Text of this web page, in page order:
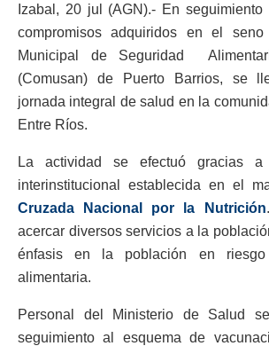
Izabal, 20 jul (AGN).- En
compromisos adquiridos en el
Municipal de Seguridad
(Comusan) de Puerto Barrios, se
jornada integral de salud en la
Entre Ríos.
La actividad se efectuó gracias a
interinstitucional establecida en el
Cruzada Nacional por la Nutrición
acercar diversos servicios a la
énfasis en la población en riesgo
alimentaria.
Personal del Ministerio de Salud
seguimiento al esquema de